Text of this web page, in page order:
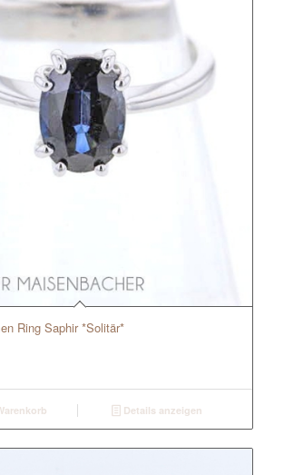
Ring Saphir *Solitär*
Details anzeigen